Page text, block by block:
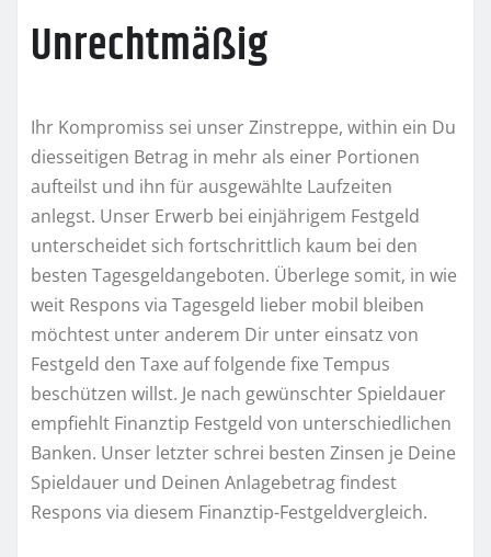
Unrechtmäßig
Ihr Kompromiss sei unser Zinstreppe, within ein Du
diesseitigen Betrag in mehr als einer Portionen
aufteilst und ihn für ausgewählte Laufzeiten
anlegst. Unser Erwerb bei einjährigem Festgeld
unterscheidet sich fortschrittlich kaum bei den
besten Tagesgeldangeboten. Überlege somit, in wie
weit Respons via Tagesgeld lieber mobil bleiben
möchtest unter anderem Dir unter einsatz von
Festgeld den Taxe auf folgende fixe Tempus
beschützen willst. Je nach gewünschter Spieldauer
empfiehlt Finanztip Festgeld von unterschiedlichen
Banken. Unser letzter schrei besten Zinsen je Deine
Spieldauer und Deinen Anlagebetrag findest
Respons via diesem Finanztip-Festgeldvergleich.